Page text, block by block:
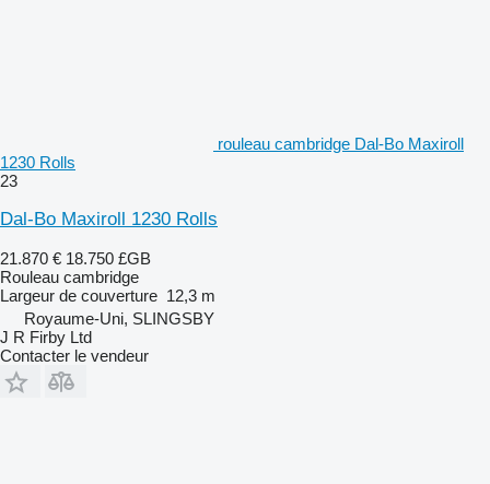
rouleau cambridge Dal-Bo Maxiroll
1230 Rolls
23
Dal-Bo Maxiroll 1230 Rolls
21.870 € 18.750 £GB
Rouleau cambridge
Largeur de couverture 12,3 m
Royaume-Uni, SLINGSBY
J R Firby Ltd
Contacter le vendeur